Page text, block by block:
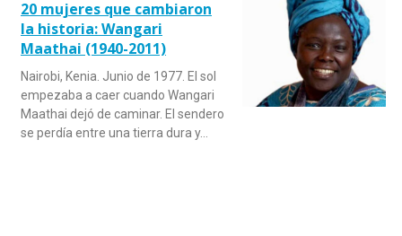
20 mujeres que cambiaron
la historia: Wangari
Maathai (1940-2011)
Nairobi, Kenia. Junio de 1977. El sol
empezaba a caer cuando Wangari
Maathai dejó de caminar. El sendero
se perdía entre una tierra dura y…